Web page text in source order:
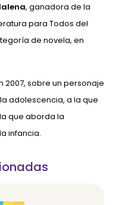
, ganadora de la
para Todos del
de novela, en
2007, sobre un personaje
adolescencia, a la que
que aborda la
infancia.